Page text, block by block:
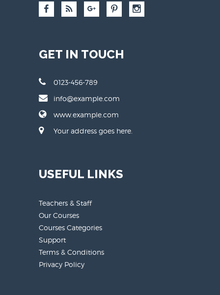
GET IN TOUCH
0123-456-789
info@example.com
www.example.com
Your address goes here.
USEFUL LINKS
Teachers & Staff
Our Courses
Courses Categories
Support
Terms & Conditions
Privacy Policy